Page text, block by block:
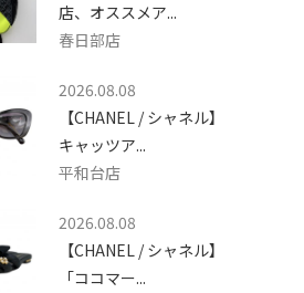
店、オススメア...
春日部店
2026.08.08
【CHANEL / シャネル】
キャッツア...
平和台店
2026.08.08
【CHANEL / シャネル】
「ココマー...